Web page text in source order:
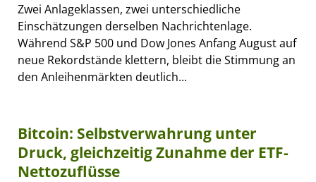
Zwei Anlageklassen, zwei unterschiedliche
Einschätzungen derselben Nachrichtenlage.
Während S&P 500 und Dow Jones Anfang August auf
neue Rekordstände klettern, bleibt die Stimmung an
den Anleihenmärkten deutlich...
Bitcoin: Selbstverwahrung unter
Druck, gleichzeitig Zunahme der ETF-
Nettozuflüsse